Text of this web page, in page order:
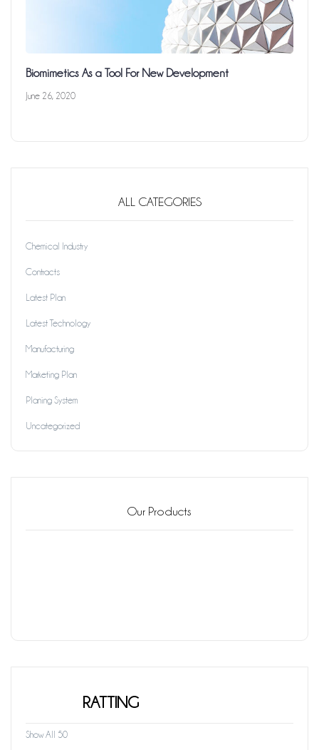
Biomimetics As a Tool For New Development
June 26, 2020
ALL CATEGORIES
Chemical Industry
Contracts
Latest Plan
Latest Technology
Manufacturing
Marketing Plan
Planing System
Uncategorized
Our Products
RATTING
Show All 50